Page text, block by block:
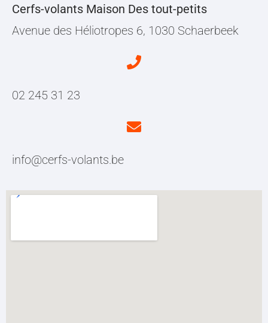
Cerfs-volants Maison Des tout-petits
Avenue des Héliotropes 6, 1030 Schaerbeek
02 245 31 23
info@cerfs-volants.be